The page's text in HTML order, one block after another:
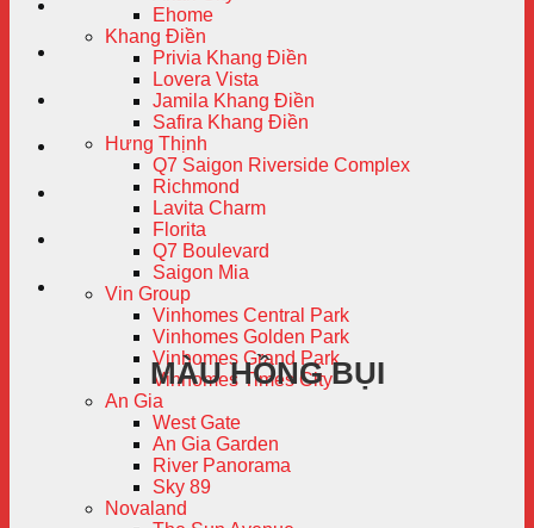
Ehome
Khang Điền
Privia Khang Điền
Lovera Vista
Jamila Khang Điền
Safira Khang Điền
Hưng Thịnh
Q7 Saigon Riverside Complex
Richmond
Lavita Charm
Florita
Q7 Boulevard
Saigon Mia
Vin Group
Vinhomes Central Park
Vinhomes Golden Park
Vinhomes Grand Park
Vinhomes Times City
An Gia
West Gate
An Gia Garden
River Panorama
Sky 89
Novaland
MÀU HỒNG BỤI